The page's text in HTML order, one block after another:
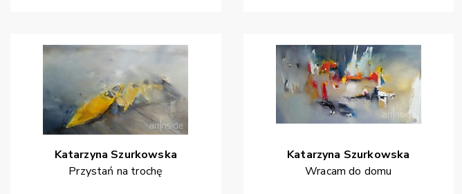
Katarzyna Szurkowska
Przystań na trochę
Katarzyna Szurkowska
Wracam do domu